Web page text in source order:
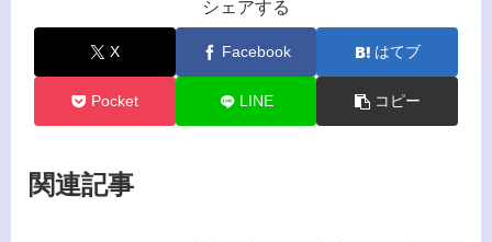
シェアする
X Facebook はてブ
Pocket LINE コピー
関連記事